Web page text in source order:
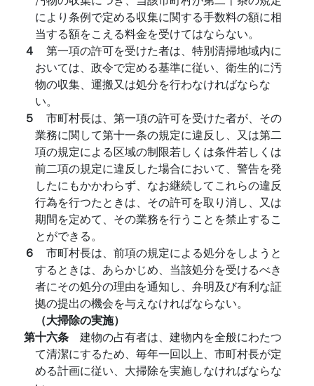
により条例で定める収集に関する手数料の額に相
当する額をこえる料金を受けてはならない。
４ 第一項の許可を受けた者は、特別清掃地域内に
おいては、政令で定める基準に従い、衛生的に汚
物の収集、運搬又は処分を行わなければならな
い。
５ 市町村長は、第一項の許可を受けた者が、その
業務に関して第十一条の規定に違反し、又は第二
項の規定による区域の制限若しくは条件若しくは
前二項の規定に違反した場合において、警告を発
したにもかかわらず、なお継続してこれらの違反
行為を行つたときは、その許可を取り消し、又は
期間を定めて、その業務を行うことを禁止するこ
とができる。
６ 市町村長は、前項の規定による処分をしようと
するときは、あらかじめ、当該処分を受けるべき
者にその処分の理由を通知し、弁明及び有利な証
拠の提出の機会を与えなければならない。
（大掃除の実施）
第十六条 建物の占有者は、建物内を全般にわたつ
て清潔にするため、毎年一回以上、市町村長が定
める計画に従い、大掃除を実施しなければならな